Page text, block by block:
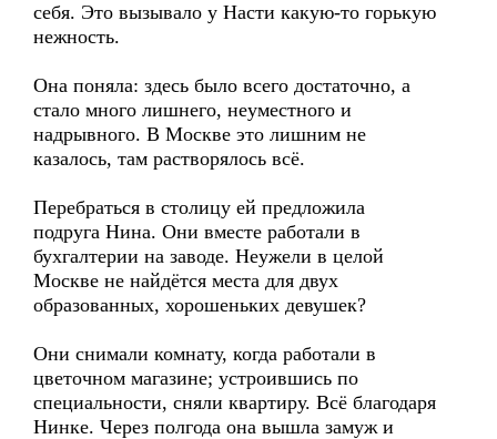
себя. Это вызывало у Насти какую-то горькую
нежность.
Она поняла: здесь было всего достаточно, а
стало много лишнего, неуместного и
надрывного. В Москве это лишним не
казалось, там растворялось всё.
Перебраться в столицу ей предложила
подруга Нина. Они вместе работали в
бухгалтерии на заводе. Неужели в целой
Москве не найдётся места для двух
образованных, хорошеньких девушек?
Они снимали комнату, когда работали в
цветочном магазине; устроившись по
специальности, сняли квартиру. Всё благодаря
Нинке. Через полгода она вышла замуж и